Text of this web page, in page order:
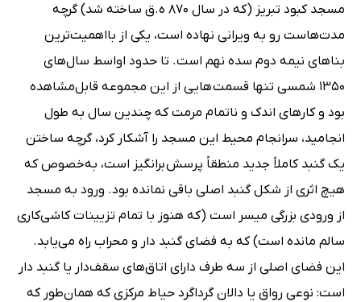
مسجد کبود تبریز (که در سال 870 ه.ق ساخته شد) گرچه
مدت‌هاست رو به ویرانی نهاده است، یکی از بااهمیت‌ترین
بناهای نیمه دوم سده نهم است. تا حدود اواسط سال‌های
1350 شمسی تنها قسمت هایی از این مجموعه قابل‌مشاهده
بود و کارهای اندک و ناتمام مرمت که چندین سال به طول
انجامید، سرانجام محیط این مسجد را آشکار کرد، گرچه ساختن
یک گنبد کاملاً جدید منطقاً پرسش برانگیز است، به‌خصوص که
هیچ اثری از شکل گنبد اصلی باقی نمانده بود. ورود به مسجد
از ورودی بزرگی میسر است (که هنوز با تمام تزیینات کاشی‌کاری
سالم مانده است) که به فضای گنبد دار و محراب راه می‌یابد.
این فضای اصلی از سه طرف دارای اتاق‌های سقف‌دار یا گنبد دار
است: نوعی رواق یا دالان گرداگرد حیاط مرکزی که همان‌طور که